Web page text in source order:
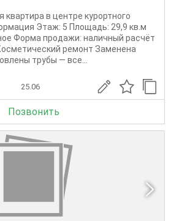
квартира в центре курортного
Этаж: 5 Площадь: 29,9 кв.м
Форма продажи: наличный расчёт
ремонт Заменена
трубы — все...
25.06
Позвонить